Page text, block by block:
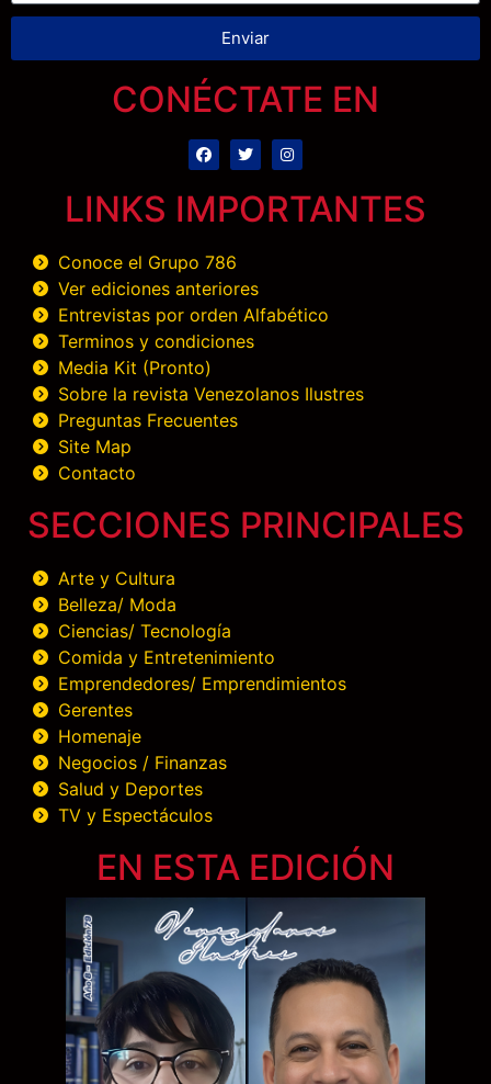
Enviar
CONÉCTATE EN
LINKS IMPORTANTES
Conoce el Grupo 786
Ver ediciones anteriores
Entrevistas por orden Alfabético
Terminos y condiciones
Media Kit (Pronto)
Sobre la revista Venezolanos Ilustres
Preguntas Frecuentes
Site Map
Contacto
SECCIONES PRINCIPALES
Arte y Cultura
Belleza/ Moda
Ciencias/ Tecnología
Comida y Entretenimiento
Emprendedores/ Emprendimientos
Gerentes
Homenaje
Negocios / Finanzas
Salud y Deportes
TV y Espectáculos
EN ESTA EDICIÓN